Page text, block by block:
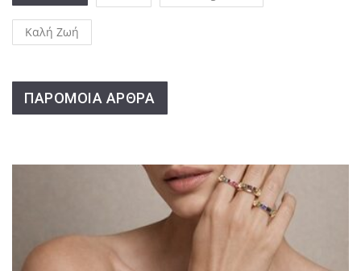
Καλή Ζωή
ΠΑΡΟΜΟΙΑ ΑΡΘΡΑ